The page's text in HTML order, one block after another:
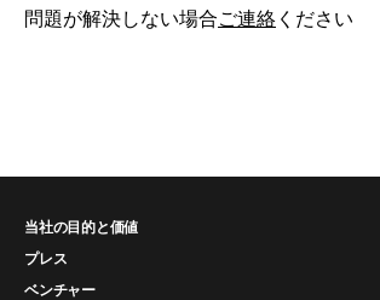
問題が解決しない場合ご連絡 ください
当社の目的と価値
プレス
ベンチャー